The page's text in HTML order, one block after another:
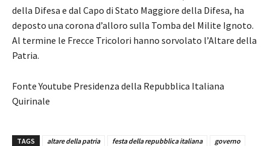
della Difesa e dal Capo di Stato Maggiore della Difesa, ha
deposto una corona d’alloro sulla Tomba del Milite Ignoto.
Al termine le Frecce Tricolori hanno sorvolato l’Altare della
Patria.
Fonte Youtube Presidenza della Repubblica Italiana
Quirinale
TAGS altare della patria festa della repubblica italiana
governo